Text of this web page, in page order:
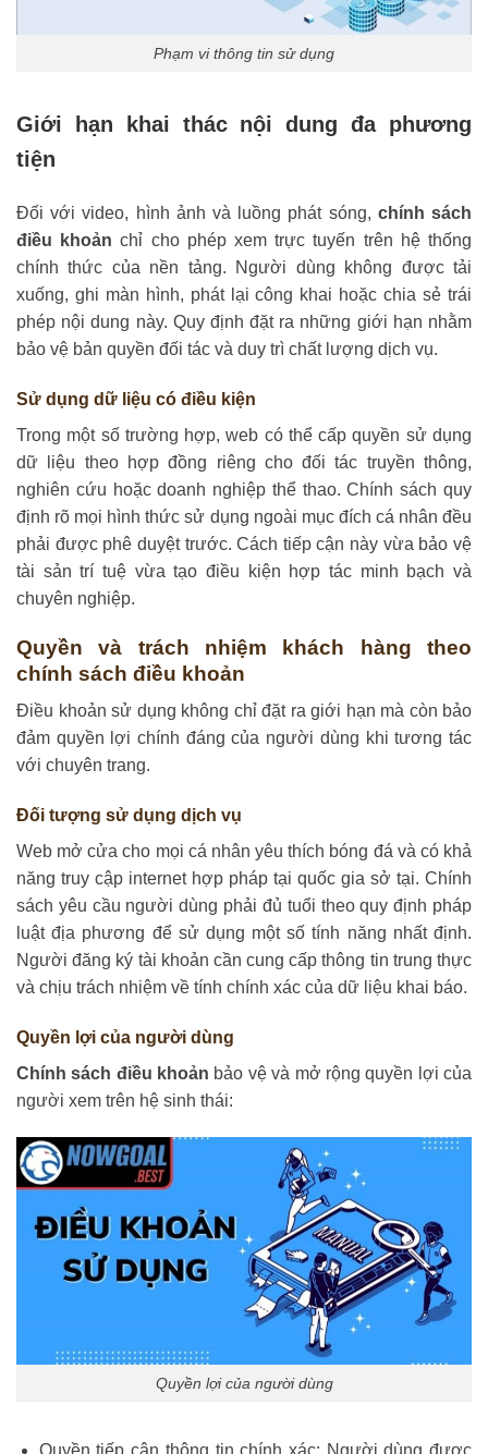
Phạm vi thông tin sử dụng
Giới hạn khai thác nội dung đa phương
tiện
Đối với video, hình ảnh và luồng phát sóng, chính sách
điều khoản chỉ cho phép xem trực tuyến trên hệ thống
chính thức của nền tảng. Người dùng không được tải
xuống, ghi màn hình, phát lại công khai hoặc chia sẻ trái
phép nội dung này. Quy định đặt ra những giới hạn nhằm
bảo vệ bản quyền đối tác và duy trì chất lượng dịch vụ.
Sử dụng dữ liệu có điều kiện
Trong một số trường hợp, web có thể cấp quyền sử dụng
dữ liệu theo hợp đồng riêng cho đối tác truyền thông,
nghiên cứu hoặc doanh nghiệp thể thao. Chính sách quy
định rõ mọi hình thức sử dụng ngoài mục đích cá nhân đều
phải được phê duyệt trước. Cách tiếp cận này vừa bảo vệ
tài sản trí tuệ vừa tạo điều kiện hợp tác minh bạch và
chuyên nghiệp.
Quyền và trách nhiệm khách hàng theo
chính sách điều khoản
Điều khoản sử dụng không chỉ đặt ra giới hạn mà còn bảo
đảm quyền lợi chính đáng của người dùng khi tương tác
với chuyên trang.
Đối tượng sử dụng dịch vụ
Web mở cửa cho mọi cá nhân yêu thích bóng đá và có khả
năng truy cập internet hợp pháp tại quốc gia sở tại. Chính
sách yêu cầu người dùng phải đủ tuổi theo quy định pháp
luật địa phương để sử dụng một số tính năng nhất định.
Người đăng ký tài khoản cần cung cấp thông tin trung thực
và chịu trách nhiệm về tính chính xác của dữ liệu khai báo.
Quyền lợi của người dùng
Chính sách điều khoản bảo vệ và mở rộng quyền lợi của
người xem trên hệ sinh thái:
Quyền lợi của người dùng